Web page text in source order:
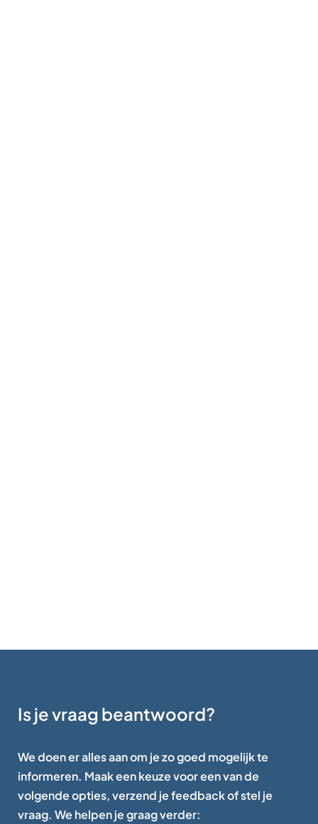
Is je vraag beantwoord?
We doen er alles aan om je zo goed mogelijk te
informeren. Maak een keuze voor een van de
volgende opties, verzend je feedback of stel je
vraag. We helpen je graag verder: